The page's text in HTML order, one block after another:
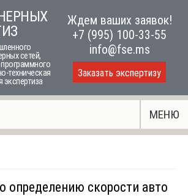
сетей,
техническая
экспертиза
Ждем ваших заявок!
+7 (995) 100-33-55
info@fse.ms
Заказать экспертизу
МЕНЮ
определению скорости авто